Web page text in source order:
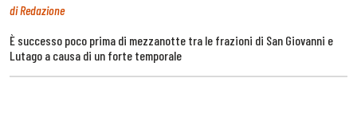
di Redazione
È successo poco prima di mezzanotte tra le frazioni di San Giovanni e
Lutago a causa di un forte temporale